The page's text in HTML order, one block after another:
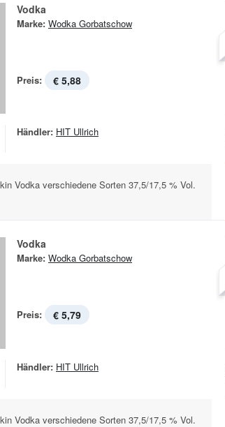
Vodka
Marke: Wodka Gorbatschow
Preis: € 5,88
Händler: HIT Ullrich
Vodka verschiedene Sorten 37,5/17,5 % Vol.
Vodka
Marke: Wodka Gorbatschow
Preis: € 5,79
Händler: HIT Ullrich
Vodka verschiedene Sorten 37,5/17,5 % Vol.